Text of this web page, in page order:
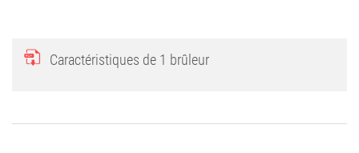
Caractéristiques de 1 brûleur